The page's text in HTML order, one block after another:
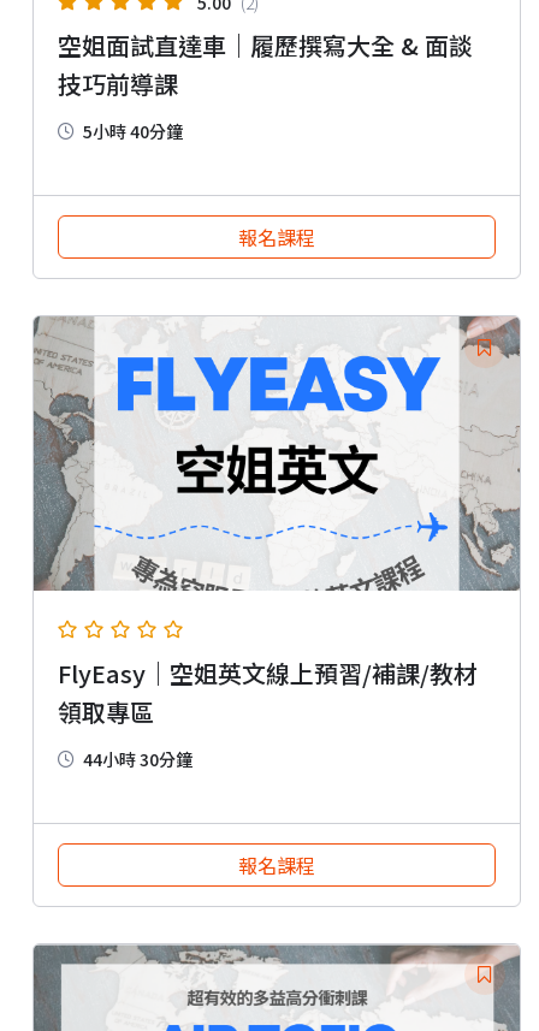
空姐面試直達車｜履歷撰寫大全 & 面談
技巧前導課
5小時 40分鐘
報名課程
FlyEasy｜空姐英文線上預習/補課/教材
領取專區
44小時 30分鐘
報名課程